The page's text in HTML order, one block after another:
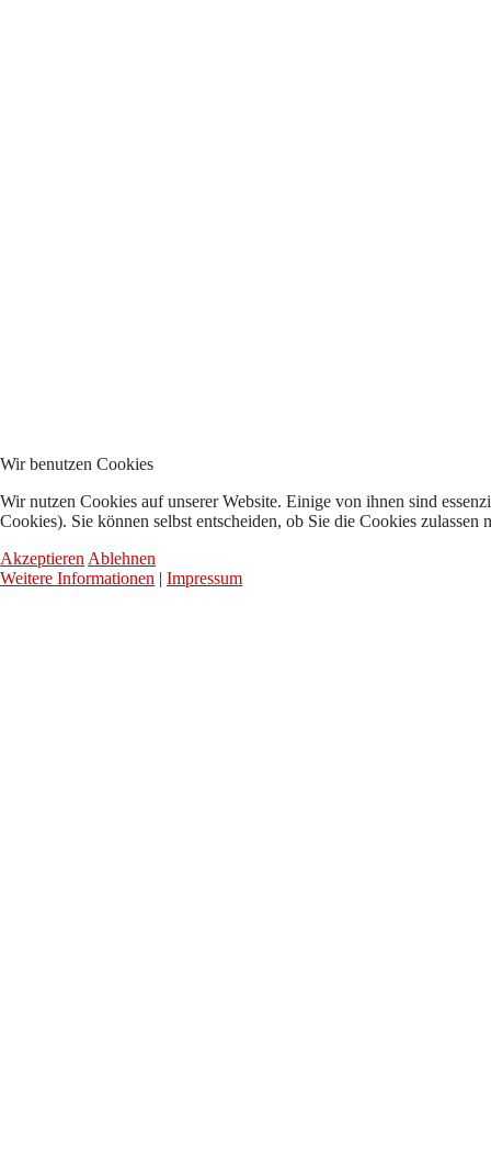
Wir benutzen Cookies
Wir nutzen Cookies auf unserer Website. Einige von ihnen sind
Cookies). Sie können selbst entscheiden, ob Sie die Cookies
Akzeptieren Ablehnen
Weitere Informationen | Impressum